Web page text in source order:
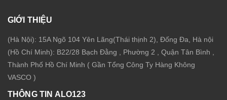
GIỚI THIỆU
(Hà Nội): 15A Ngõ 104 Yên Lãng(Thái thịnh 2), Đống Đa, Hà nội
(Hồ Chí Minh): B22/28 Bạch Đằng , Phường 2 , Quận Tân Bình ,
Thành Phố Hồ Chí Minh ( Gần Tổng Công Ty Hàng Không
VASCO )
THÔNG TIN ALO123